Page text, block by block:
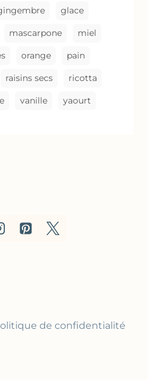
glace
mascarpone miel
orange pain
raisins secs ricotta
vanille yaourt
de confidentialité